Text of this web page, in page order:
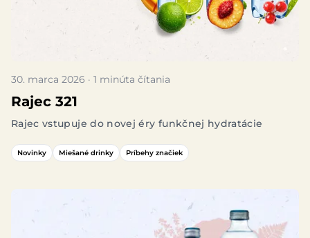
30. marca 2026 · 1 minúta čítania
Rajec 321
Rajec vstupuje do novej éry funkčnej hydratácie
Novinky Miešané drinky Príbehy značiek